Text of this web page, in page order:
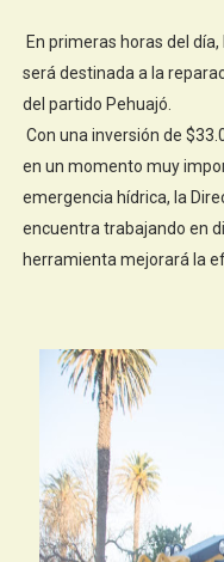
En primeras horas del
será destinada a la
del partido Pehuajó.
Con una inversión de
en un momento muy
emergencia hídrica, la
encuentra trabajando en
herramienta mejorará la